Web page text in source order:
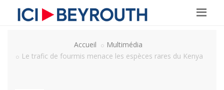
Accueil
Multimédia
Le trafic de fourmis menace les espèces rares du Kenya